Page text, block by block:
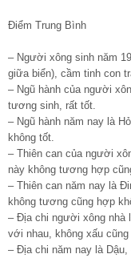
Điểm Trung Bình
– Người xông sinh năm
giữa biển), cầm tinh con
– Ngũ hành của người
tương sinh, rất tốt.
– Ngũ hành năm nay là
không tốt.
– Thiên can của người
này không tương hợp
– Thiên can năm nay là
không tương cũng hợp
– Địa chi người xông nhà
với nhau, không xấu cũng
– Địa chi năm nay là